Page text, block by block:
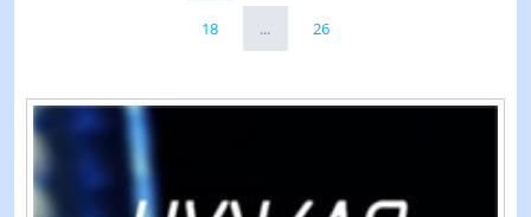
18 ... 26